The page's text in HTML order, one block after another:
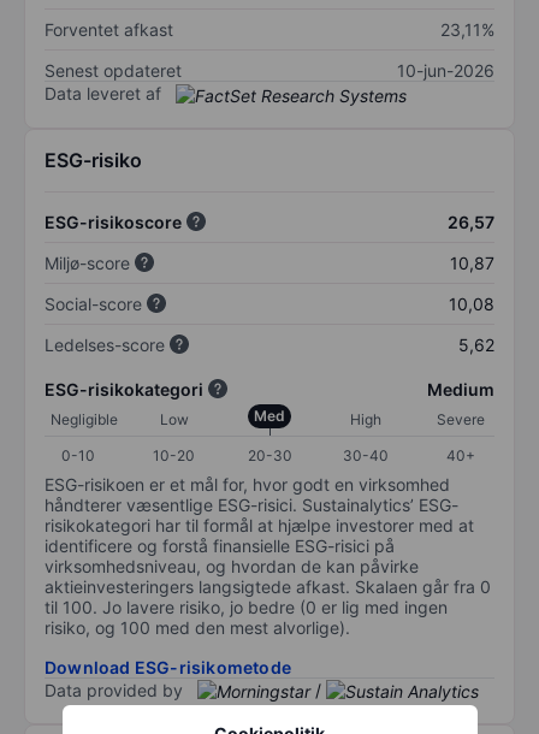
Forventet afkast
23,11%
Senest opdateret
10-jun-2026
Data leveret af
ESG-risiko
ESG-risikoscore
26,57
Miljø-score
10,87
Social-score
10,08
Ledelses-score
5,62
ESG-risikokategori Medium
Negligible Low Med High
Severe
0-10
10-20 20-30 30-40 40+
ESG-risikoen er et mål for, hvor godt en virksomhed
håndterer væsentlige ESG-risici. Sustainalytics’ ESG-
risikokategori har til formål at hjælpe investorer med at
identificere og forstå finansielle ESG-risici på
virksomhedsniveau, og hvordan de kan påvirke
aktieinvesteringers langsigtede afkast. Skalaen går fra 0
til 100. Jo lavere risiko, jo bedre (0 er lig med ingen
risiko, og 100 med den mest alvorlige).
Download ESG-risikometode
Data provided by
/